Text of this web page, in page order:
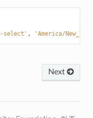
select' , 'America/
Next